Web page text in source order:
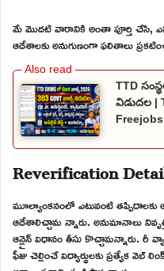
మే మొదటి వారానికి అంతా పూర్తి చేసి,
ఆదేశాలకు అనుగుణంగా ఫలితాలు
TTD
విడుదల |
Reverification
మూల్యాంకనంలో ఎటువంటి తప్పిదాలకు
ఆదేశాలిచ్చామ న్నారు. అనుమానాలు
ఆన్లైన్ విధానం తీసు కొచ్చామన్నారు. రీ
ఫీజు చెల్లించే విద్యార్థులకు ప్రత్యేక